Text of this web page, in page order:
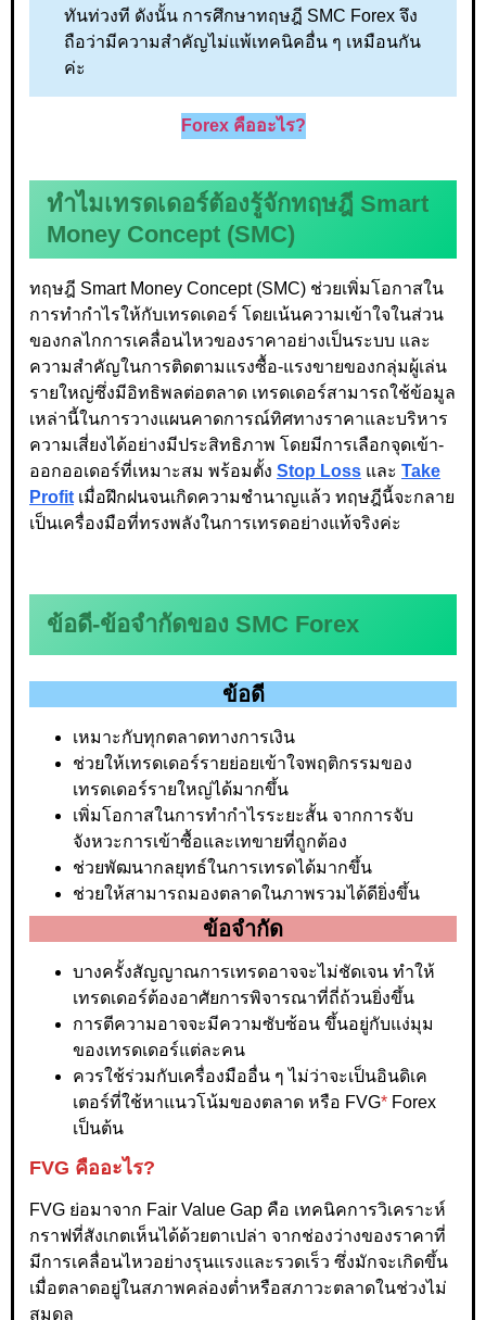
ทันท่วงที ดังนั้น การศึกษาทฤษฎี SMC Forex จึง
ถือว่ามีความสำคัญไม่แพ้เทคนิคอื่น ๆ เหมือนกัน
ค่ะ
Forex คืออะไร?
ทำไมเทรดเดอร์ต้องรู้จักทฤษฎี Smart
Money Concept (SMC)
ทฤษฎี Smart Money Concept (SMC) ช่วยเพิ่มโอกาสใน
การทำกำไรให้กับเทรดเดอร์ โดยเน้นความเข้าใจในส่วน
ของกลไกการเคลื่อนไหวของราคาอย่างเป็นระบบ และ
ความสำคัญในการติดตามแรงซื้อ-แรงขายของกลุ่มผู้เล่น
รายใหญ่ซึ่งมีอิทธิพลต่อตลาด เทรดเดอร์สามารถใช้ข้อมูล
เหล่านี้ในการวางแผนคาดการณ์ทิศทางราคาและบริหาร
ความเสี่ยงได้อย่างมีประสิทธิภาพ โดยมีการเลือกจุดเข้า-
ออกออเดอร์ที่เหมาะสม พร้อมตั้ง Stop Loss และ Take
Profit เมื่อฝึกฝนจนเกิดความชำนาญแล้ว ทฤษฎีนี้จะกลาย
เป็นเครื่องมือที่ทรงพลังในการเทรดอย่างแท้จริงค่ะ
ข้อดี-ข้อจำกัดของ SMC Forex
ข้อดี
เหมาะกับทุกตลาดทางการเงิน
ช่วยให้เทรดเดอร์รายย่อยเข้าใจพฤติกรรมของ
เทรดเดอร์รายใหญ่ได้มากขึ้น
เพิ่มโอกาสในการทำกำไรระยะสั้น จากการจับ
จังหวะการเข้าซื้อและเทขายที่ถูกต้อง
ช่วยพัฒนากลยุทธ์ในการเทรดได้มากขึ้น
ช่วยให้สามารถมองตลาดในภาพรวมได้ดียิ่งขึ้น
ข้อจำกัด
บางครั้งสัญญาณการเทรดอาจจะไม่ชัดเจน ทำให้
เทรดเดอร์ต้องอาศัยการพิจารณาที่ถี่ถ้วนยิ่งขึ้น
การตีความอาจจะมีความซับซ้อน ขึ้นอยู่กับแง่มุม
ของเทรดเดอร์แต่ละคน
ควรใช้ร่วมกับเครื่องมืออื่น ๆ ไม่ว่าจะเป็นอินดิเค
เตอร์ที่ใช้หาแนวโน้มของตลาด หรือ FVG* Forex
เป็นต้น
FVG คืออะไร?
FVG ย่อมาจาก Fair Value Gap คือ เทคนิคการวิเคราะห์
กราฟที่สังเกตเห็นได้ด้วยตาเปล่า จากช่องว่างของราคาที่
มีการเคลื่อนไหวอย่างรุนแรงและรวดเร็ว ซึ่งมักจะเกิดขึ้น
เมื่อตลาดอยู่ในสภาพคล่องต่ำหรือสภาวะตลาดในช่วงไม่
สมดุล